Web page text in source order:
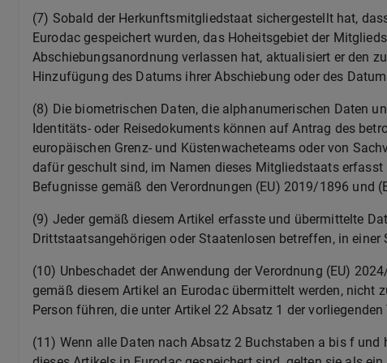
(7) Sobald der Herkunftsmitgliedstaat sichergestellt hat,
Eurodac gespeichert wurden, das Hoheitsgebiet der
Abschiebungsanordnung verlassen hat, aktualisiert er den
Hinzufügung des Datums ihrer Abschiebung oder des
(8) Die biometrischen Daten, die alphanumerischen Daten
Identitäts- oder Reisedokuments können auf Antrag des
europäischen Grenz- und Küstenwacheteams oder von
dafür geschult sind, im Namen dieses Mitgliedstaats
Befugnisse gemäß den Verordnungen (EU) 2019/1896 und
(9) Jeder gemäß diesem Artikel erfasste und übermittelte
Drittstaatsangehörigen oder Staatenlosen betreffen, in
(10) Unbeschadet der Anwendung der Verordnung (EU)
gemäß diesem Artikel an Eurodac übermittelt werden, nicht
Person führen, die unter Artikel 22 Absatz 1 der
(11) Wenn alle Daten nach Absatz 2 Buchstaben a bis f